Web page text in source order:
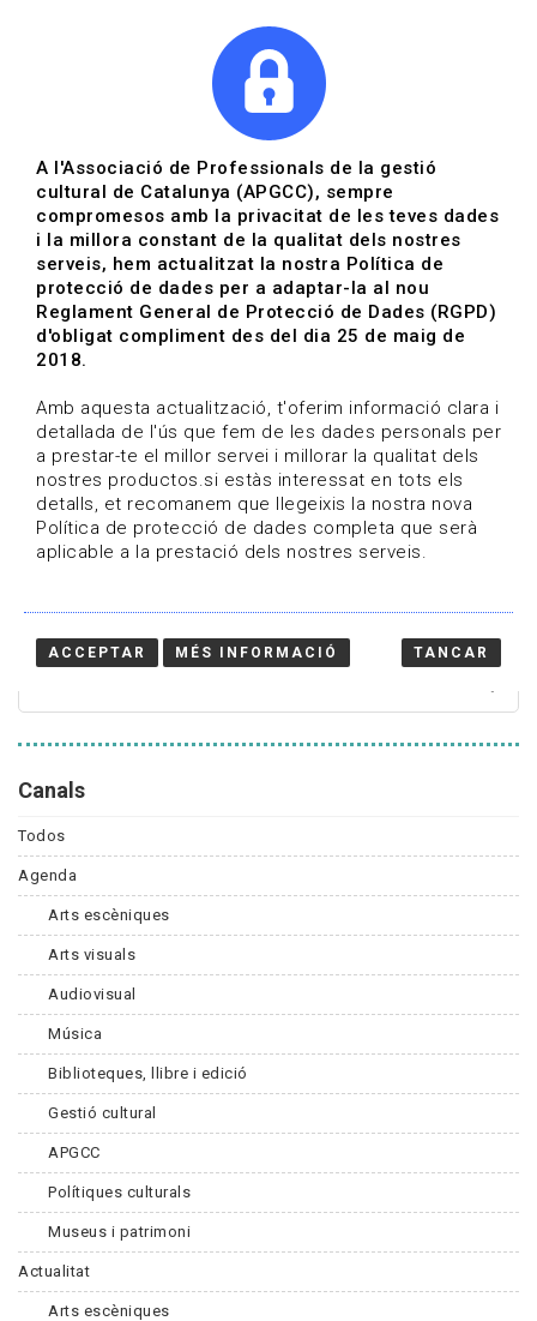
Actualitza't
Vols estar al dia?
HOME / BLOG
Estigues al dia
Convocatòries, activitats i notícies del sector de la
cultura.
Canals
Todos
Agenda
Arts escèniques
Arts visuals
Audiovisual
Música
Biblioteques, llibre i edició
Gestió cultural
APGCC
Polítiques culturals
Museus i patrimoni
Actualitat
Arts escèniques
A l'Associació de Professionals de la gestió
cultural de Catalunya (APGCC), sempre
compromesos amb la privacitat de les teves dades
i la millora constant de la qualitat dels nostres
serveis, hem actualitzat la nostra Política de
protecció de dades per a adaptar-la al nou
Reglament General de Protecció de Dades (RGPD)
d'obligat compliment des del dia 25 de maig de
2018.
Amb aquesta actualització, t'oferim informació clara i
detallada de l'ús que fem de les dades personals per
a prestar-te el millor servei i millorar la qualitat dels
nostres productos.si estàs interessat en tots els
detalls, et recomanem que llegeixis la nostra nova
Política de protecció de dades completa que serà
aplicable a la prestació dels nostres serveis.
ACCEPTAR MÉS INFORMACIÓ TANCAR